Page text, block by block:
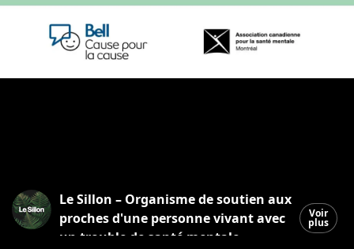
Le Sillon – Organisme de soutien aux
proches d'une personne vivant avec
un trouble de santé mentale.
Voir
plus